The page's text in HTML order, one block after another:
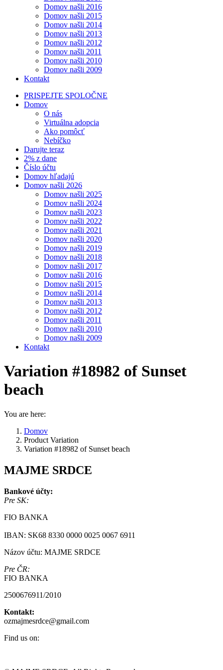
Domov našli 2016
Domov našli 2015
Domov našli 2014
Domov našli 2013
Domov našli 2012
Domov našli 2011
Domov našli 2010
Domov našli 2009
Kontakt
PRISPEJTE SPOLOČNE
Domov
O nás
Virtuálna adopcia
Ako pomôcť
Nebíčko
Darujte teraz
2% z dane
Číslo účtu
Domov hľadajú
Domov našli 2026
Domov našli 2025
Domov našli 2024
Domov našli 2023
Domov našli 2022
Domov našli 2021
Domov našli 2020
Domov našli 2019
Domov našli 2018
Domov našli 2017
Domov našli 2016
Domov našli 2015
Domov našli 2014
Domov našli 2013
Domov našli 2012
Domov našli 2011
Domov našli 2010
Domov našli 2009
Kontakt
Variation #18982 of Sunset
beach
You are here:
Domov
Product Variation
Variation #18982 of Sunset beach
MAJME SRDCE
Bankové účty:
Pre SK:
FIO BANKA
IBAN: SK68 8330 0000 0025 0067 6911
Názov účtu: MAJME SRDCE
Pre ČR:
FIO BANKA
2500676911/2010
Kontakt:
ozmajmesrdce@gmail.com
Find us on: